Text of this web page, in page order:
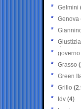
Gelmini
Genova
Giustizia
governo
Grasso
Green
Grillo
Idv (4)